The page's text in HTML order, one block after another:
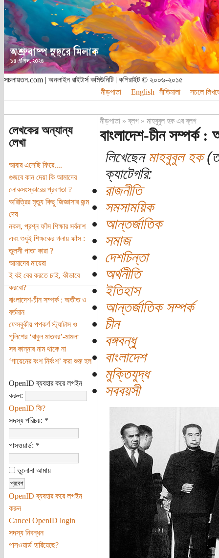
সচলায়তন.com | অনলাইন রাইটার্স কমিউনিটি | কপিরাইট © ২০০৬-২০১৫
নীড়পাতা
English নীতিমালা সচলে
লেখকের অন্যান্য
লেখা
আবার এসেছি ফিরে....
গুজবে কান দেয়া কি আমাদের
লোকসংস্কারের প্রবণতা ?
অরিত্রির মৃত্যু কিছু জিজ্ঞাসার জন্ম
দেয়
নকল, প্রশ্ন ফাঁস শিক্ষার সর্বনাশ
এবং শুধুই শিক্ষকের গলায় ফাঁস :
তুলসী পাতা কারা ?
আমাদের মায়েরা
ই বই বের করতে চাই, কীভাবে
করবো?
বাংলাদেশ-চীন সম্পর্ক : অতীত ও
বর্তমান
ফেসবুকীয় পপকর্ণ স্ট্যাটাস ও
পুলিশের ‘বাবুল মাতবর’-মামলা
সব কান্নার নাম থাকে না
‘গায়েনের বংশ নির্বংশ’ করা শুরু হল
OpenID ব্যবহার করে লগইন
করুন:
OpenID কি?
সদস্য পরিচয়: *
পাসওয়ার্ড: *
ভুলোনা আমায়
OpenID ব্যবহার করে লগইন
করুন
Cancel OpenID login
সদস্য নিবন্ধন
পাসওয়ার্ড হারিয়েছে?
নীড়পাতা»ব্লগ» মাহবুবুল হক এর ব্লগ
বাংলাদেশ-চীন সম্পর্ক :
লিখেছেনমাহবুবুল হক
ক্যাটেগরি:
রাজনীতি
সমসাময়িক
আন্তর্জাতিক
সমাজ
দেশচিন্তা
অর্থনীতি
ইতিহাস
আন্তর্জাতিক সম্পর্ক
চীন
বঙ্গবন্ধু
বাংলাদেশ
মুক্তিযুদ্ধ
সববয়সী